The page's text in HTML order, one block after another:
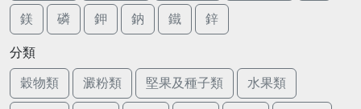
鎂 磷 鉀 鈉 鐵 鋅
分類
穀物類 澱粉類 堅果及種子類 水果類